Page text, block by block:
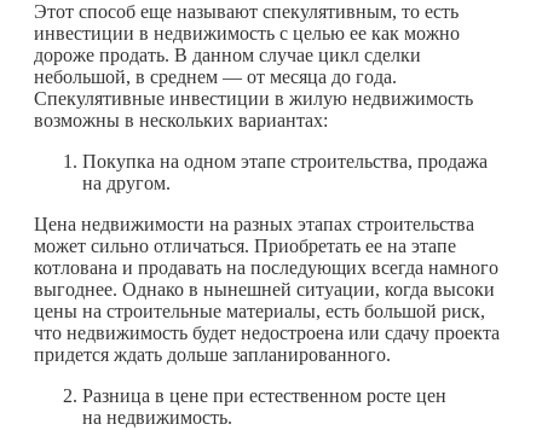
Этот способ еще называют спекулятивным, то есть
инвестиции в недвижимость с целью ее как можно
дороже продать. В данном случае цикл сделки
небольшой, в среднем — от месяца до года.
Спекулятивные инвестиции в жилую недвижимость
возможны в нескольких вариантах:
Покупка на одном этапе строительства, продажа
на другом.
Цена недвижимости на разных этапах строительства
может сильно отличаться. Приобретать ее на этапе
котлована и продавать на последующих всегда намного
выгоднее. Однако в нынешней ситуации, когда высоки
цены на строительные материалы, есть большой риск,
что недвижимость будет недостроена или сдачу проекта
придется ждать дольше запланированного.
Разница в цене при естественном росте цен
на недвижимость.